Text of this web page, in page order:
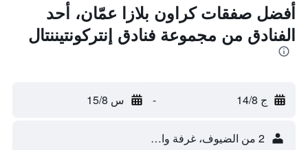
أفضل صفقات كراون بلازا عمّان، أحد
الفنادق من مجموعة فنادق إنتركونتيننتال
ج 14/8 - س 15/8
2 من الضيوف، غرفة واحدة